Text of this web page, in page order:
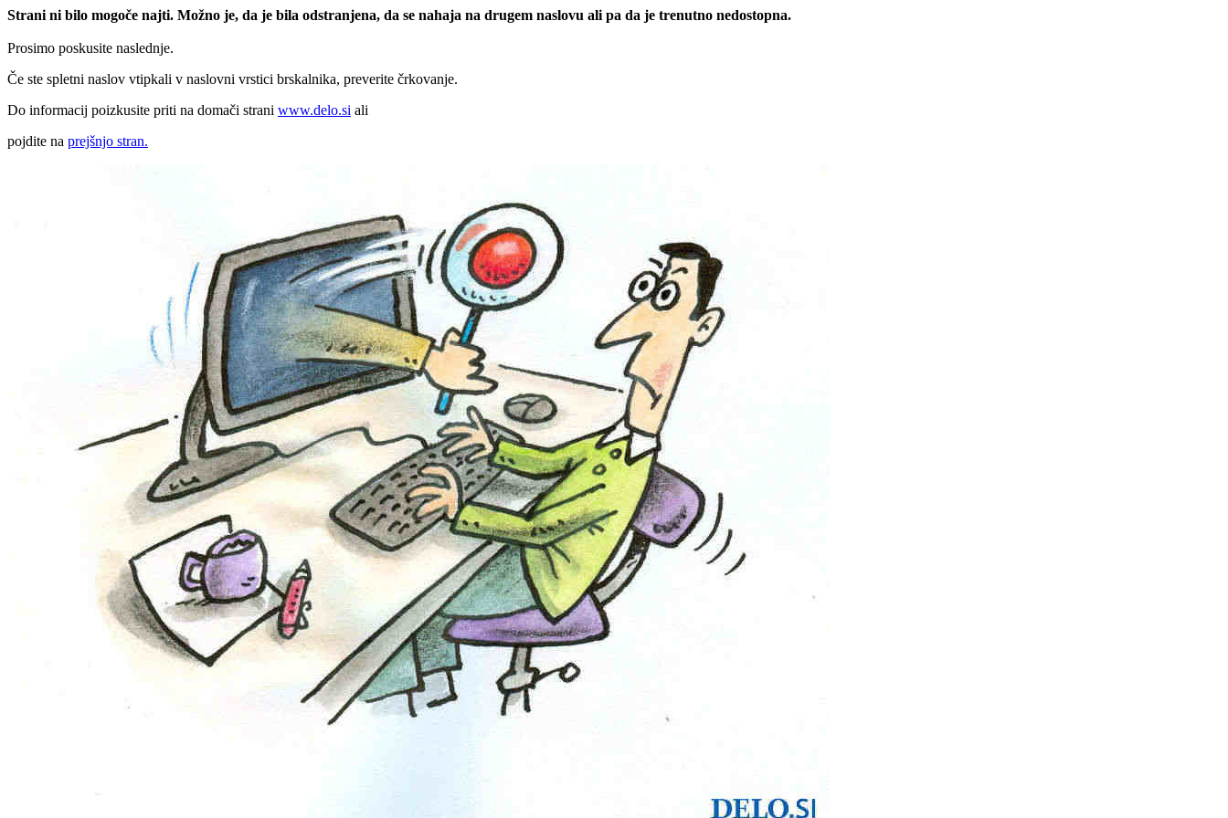
Strani ni bilo mogoče najti. Možno je, da je bila odstranjena, da se nahaja na drugem naslovu ali pa da je trenutno nedostopna.
Prosimo poskusite naslednje.
Če ste spletni naslov vtipkali v naslovni vrstici brskalnika, preverite črkovanje.
Do informacij poizkusite priti na domači strani www.delo.si ali
pojdite na prejšnjo stran.